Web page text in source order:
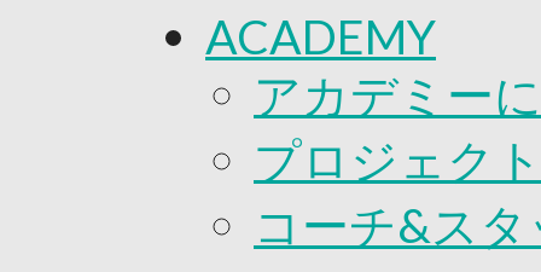
ACADEMY
アカデミー
プロジェク
コーチ&ス